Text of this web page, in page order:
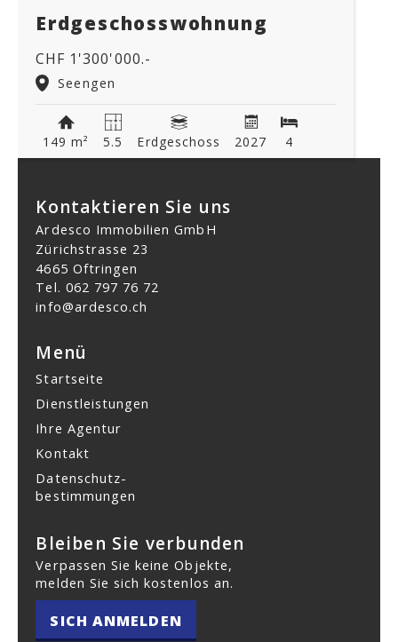
Erdgeschosswohnung
CHF 1'300'000.-
Seengen
149 m² 5.5 Erdgeschoss 2027 4
Kontaktieren Sie uns
Ardesco Immobilien GmbH
Zürichstrasse 23
4665 Oftringen
Tel. 062 797 76 72
info@ardesco.ch
Menü
Startseite
Dienstleistungen
Ihre Agentur
Kontakt
Datenschutz­
bestimmungen
Bleiben Sie verbunden
Verpassen Sie keine Objekte,
melden Sie sich kostenlos an.
SICH ANMELDEN